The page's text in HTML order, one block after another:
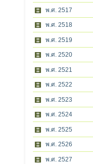
พ.ศ. 2517
พ.ศ. 2518
พ.ศ. 2519
พ.ศ. 2520
พ.ศ. 2521
พ.ศ. 2522
พ.ศ. 2523
พ.ศ. 2524
พ.ศ. 2525
พ.ศ. 2526
พ.ศ. 2527